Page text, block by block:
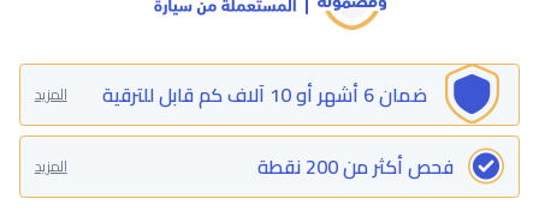
ضمان 6 أشهر أو 10 آلاف كم قابل للترقية المزيد
فحص أكثر من 200 نقطة المزيد